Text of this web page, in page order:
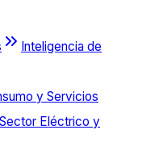
Inteligencia de
y Servicios
Sector Eléctrico y